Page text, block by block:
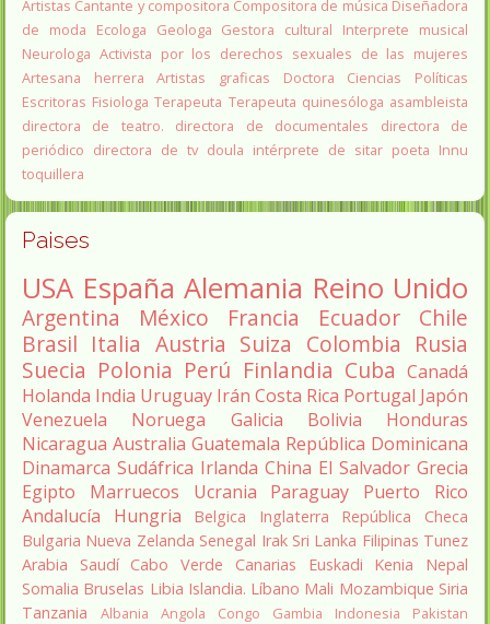
Artistas Cantante y compositora Compositora de música Diseñadora
de moda
Ecologa Geologa Gestora cultural
Interprete musical
Neurologa Activista por los derechos sexuales de las mujeres
Artesana herrera
Artistas graficas
Doctora Ciencias Políticas
Escritoras Fisiologa Terapeuta Terapeuta quinesóloga asambleista
directora de teatro.
directora de documentales
directora de
periódico directora de tv doula intérprete de sitar poeta Innu
toquillera
Paises
USA España Alemania Reino Unido
Argentina México Francia Ecuador
Chile
Brasil Italia Austria Suiza Colombia Rusia
Suecia Polonia Perú Finlandia Cuba Canadá
Holanda India Uruguay Irán Costa Rica Portugal Japón
Venezuela
Noruega Galicia Bolivia
Honduras
Nicaragua Australia Guatemala República Dominicana
Dinamarca Sudáfrica Irlanda China El Salvador Grecia
Egipto
Marruecos Ucrania Paraguay
Puerto Rico
Andalucía
Hungria Belgica Inglaterra
República Checa
Bulgaria Nueva Zelanda Senegal Irak Sri Lanka Filipinas Tunez
Arabia Saudí Cabo Verde Canarias Euskadi Kenia
Nepal
Somalia Bruselas Libia Islandia. Líbano Mali Mozambique Siria
Tanzania
Albania Angola Congo Gambia Indonesia
Pakistan